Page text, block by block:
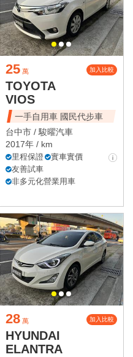
25 萬 加入比較
TOYOTA
VIOS
一手自用車 國民代步車
台中市 /駿曜汽車
2017年 / km
里程保證
實車實價
友善試車
非多元化營業用車
28 萬 加入比較
HYUNDAI
ELANTRA